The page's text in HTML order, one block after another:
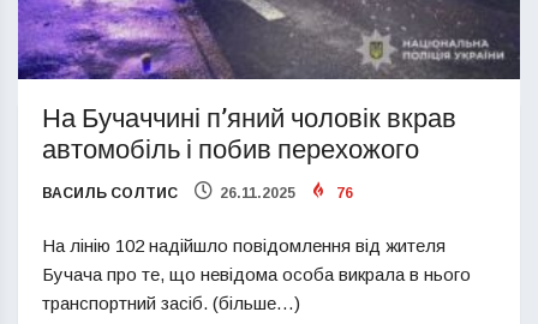
На Бучаччині п’яний чоловік вкрав
автомобіль і побив перехожого
ВАСИЛЬ СОЛТИС 26.11.2025 76
На лінію 102 надійшло повідомлення від жителя
Бучача про те, що невідома особа викрала в нього
транспортний засіб. (більше…)